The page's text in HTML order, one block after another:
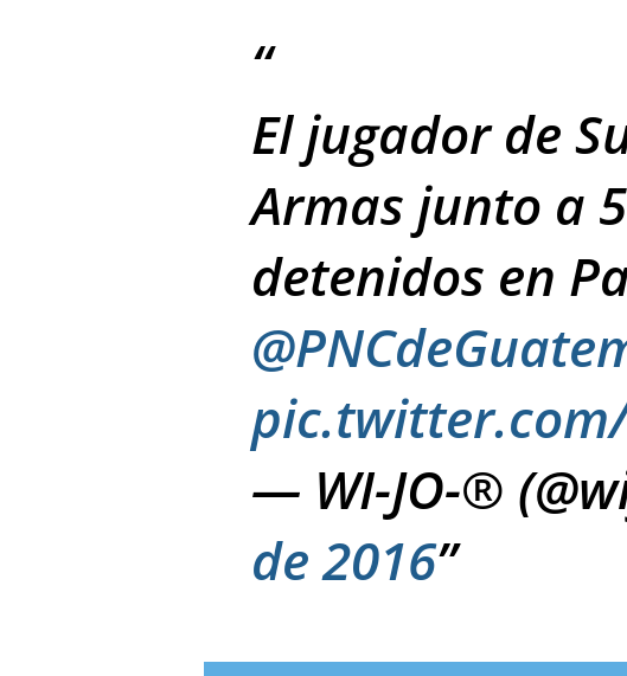
El jugador de
Armas junto a
detenidos en
pic.twitter.com/
— WI-JO-®
de 2016